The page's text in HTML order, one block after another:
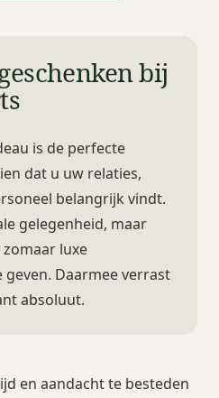
bij
is de perfecte
dat u uw relaties,
belangrijk vindt.
gelegenheid, maar
luxe
Daarmee verrast
absoluut.
en aandacht te besteden